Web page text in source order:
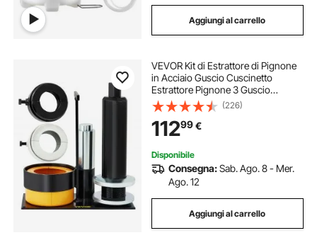
Aggiungi al carrello
VEVOR Kit di Estrattore di Pignone
in Acciaio Guscio Cuscinetto
Estrattore Pignone 3 Guscio
11,3/11,3/13,2 cm, Kit di Strumento
Estrattore Pignone per Cuscinetti
30 40 60 70 Auto Officina
Riparazione
(226)
11299€
Disponibile
Consegna:Sab. Ago. 8 - Mer.
Ago. 12
Aggiungi al carrello